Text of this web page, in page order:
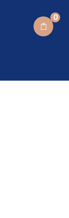
0